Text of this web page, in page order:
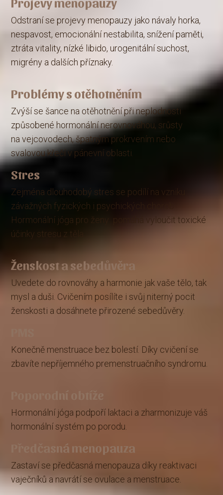
Odstraní se projevy menopauzy jako návaly horka,
nespavost, emocionální nestabilita, snížení paměti,
ztráta vitality, nízké libido, urogenitální suchost,
migrény a dalších příznaky.
Problémy s otěhotněním
Zvýší se šance na otěhotnění při neplodnosti
způsobené hormonální nerovnováhou, srůsty
na vejcovodech, špatným prokrvením nebo
svalovou křečí v pánevní oblasti.
Stres
Zejména dlouhodobý stres se podílí na vzniku
závažných fyzických i psychických chorob.
Hormonální jóga pro ženy pomáhá vyloučit toxické
účinky stresu z těla.
Ženskost a sebedůvěra
Uvedete do rovnováhy a harmonie jak vaše tělo, tak
mysl a duši. Cvičením posílíte i svůj niterný pocit
ženskosti a dosáhnete přirozené sebedůvěry.
Konečně menstruace bez bolestí. Díky cvičení se
zbavíte nepříjemného premenstruačního syndromu.
Hormonální jóga podpoří laktaci a zharmonizuje váš
hormonální systém po porodu.
Předčasná menopauza
Zastaví se předčasná menopauza díky reaktivaci
vaječníků a navrátí se ovulace a menstruace.